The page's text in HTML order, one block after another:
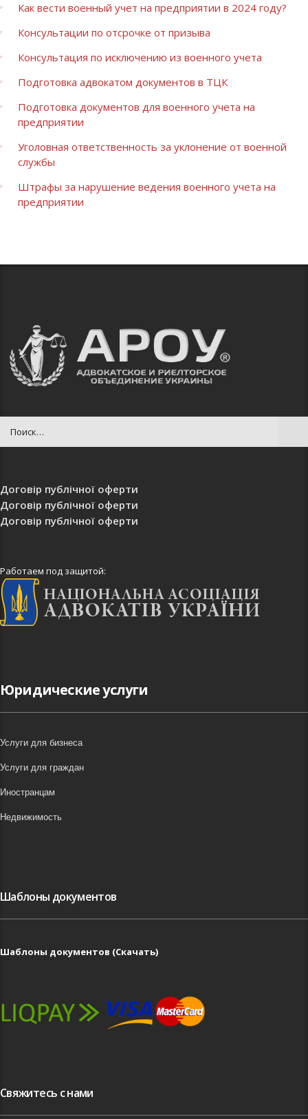
Как вести военный учет на предприятии в 2024 году?
Консультации по отсрочке от призыва
Консультация по исключению из военного учета
Подготовка адвокатом документов в ТЦК
Подготовка документов для военного учета на
предприятии
Уголовная ответственность за уклонение от военной
службы
Штрафы за нарушение ведения военного учета на
предприятии
Договір публічної оферти
Договір публічної оферти
Договір публічної оферти
Работаем под защитой:
Юридические услуги
Услуги для бизнеса
Услуги для граждан
Иностранцам
Недвижимость
Шаблоны документов
Шаблоны документов (Скачать)
Свяжитесь с нами